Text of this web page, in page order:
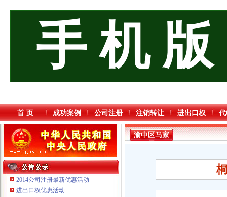
手 机 版
首 页 成功案例 公司注册 注销转让 进出口权
2014公司注册最新优惠活动
进出口权优惠活动
渝中区马家
堡